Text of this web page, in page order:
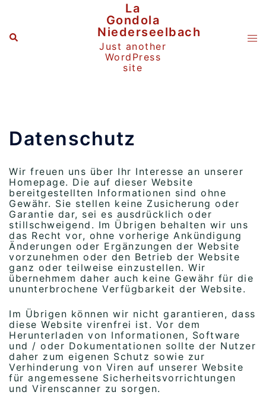
Suche
La
Gondola
Niederseelbach
Just another
WordPress
site
Datenschutz
Wir freuen uns über Ihr Interesse an unserer
Homepage. Die auf dieser Website
bereitgestellten Informationen sind ohne
Gewähr. Sie stellen keine Zusicherung oder
Garantie dar, sei es ausdrücklich oder
stillschweigend. Im Übrigen behalten wir uns
das Recht vor, ohne vorherige Ankündigung
Änderungen oder Ergänzungen der Website
vorzunehmen oder den Betrieb der Website
ganz oder teilweise einzustellen. Wir
übernehmem daher auch keine Gewähr für die
ununterbrochene Verfügbarkeit der Website.
Im Übrigen können wir nicht garantieren, dass
diese Website virenfrei ist. Vor dem
Herunterladen von Informationen, Software
und / oder Dokumentationen sollte der Nutzer
daher zum eigenen Schutz sowie zur
Verhinderung von Viren auf unserer Website
für angemessene Sicherheitsvorrichtungen
und Virenscanner zu sorgen.